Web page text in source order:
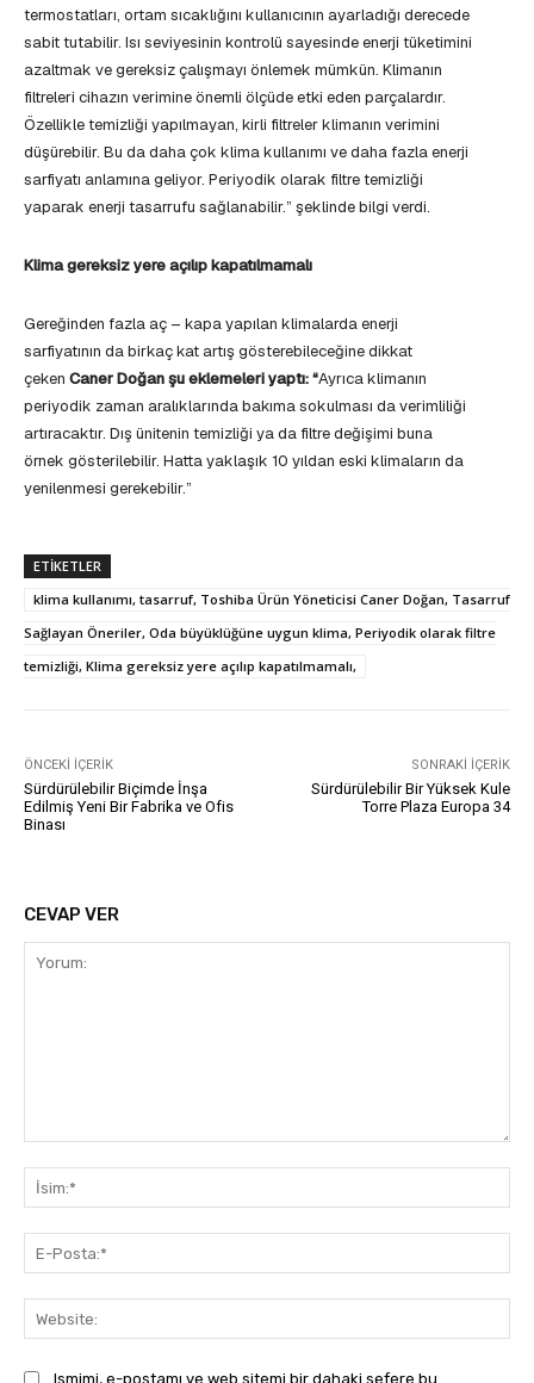
termostatları, ortam sıcaklığını kullanıcının ayarladığı derecede
sabit tutabilir. Isı seviyesinin kontrolü sayesinde enerji tüketimini
azaltmak ve gereksiz çalışmayı önlemek mümkün. Klimanın
filtreleri cihazın verimine önemli ölçüde etki eden parçalardır.
Özellikle temizliği yapılmayan, kirli filtreler klimanın verimini
düşürebilir. Bu da daha çok klima kullanımı ve daha fazla enerji
sarfiyatı anlamına geliyor. Periyodik olarak filtre temizliği
yaparak enerji tasarrufu sağlanabilir.” şeklinde bilgi verdi.
Klima gereksiz yere açılıp kapatılmamalı
Gereğinden fazla aç – kapa yapılan klimalarda enerji
sarfiyatının da birkaç kat artış gösterebileceğine dikkat
çeken Caner Doğan şu eklemeleri yaptı: “Ayrıca klimanın
periyodik zaman aralıklarında bakıma sokulması da verimliliği
artıracaktır. Dış ünitenin temizliği ya da filtre değişimi buna
örnek gösterilebilir. Hatta yaklaşık 10 yıldan eski klimaların da
yenilenmesi gerekebilir.”
ETIKETLER
klima kullanımı, tasarruf, Toshiba Ürün Yöneticisi Caner Doğan, Tasarruf
Sağlayan Öneriler, Oda büyüklüğüne uygun klima, Periyodik olarak filtre
temizliği, Klima gereksiz yere açılıp kapatılmamalı,
ÖNCEKI İÇERIK
Sürdürülebilir Biçimde İnşa
Edilmiş Yeni Bir Fabrika ve Ofis
Binası
SONRAKI İÇERIK
Sürdürülebilir Bir Yüksek Kule
Torre Plaza Europa 34
CEVAP VER
Ismimi, e-postamı ve web sitemi bir dahaki sefere bu